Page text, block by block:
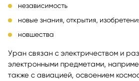
независимость
новые знания, открытия,
новшества
Уран связан с электричеством и
электронными предметами,
также с авиацией, освоением